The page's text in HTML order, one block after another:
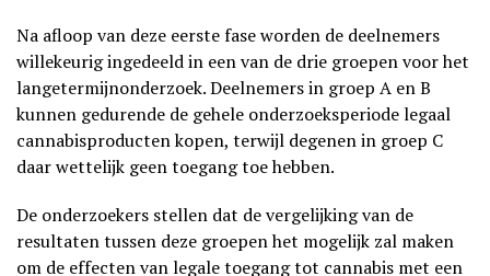
Na afloop van deze eerste fase worden de deelnemers
willekeurig ingedeeld in een van de drie groepen voor het
langetermijnonderzoek. Deelnemers in groep A en B
kunnen gedurende de gehele onderzoeksperiode legaal
cannabisproducten kopen, terwijl degenen in groep C
daar wettelijk geen toegang toe hebben.
De onderzoekers stellen dat de vergelijking van de
resultaten tussen deze groepen het mogelijk zal maken
om de effecten van legale toegang tot cannabis met een